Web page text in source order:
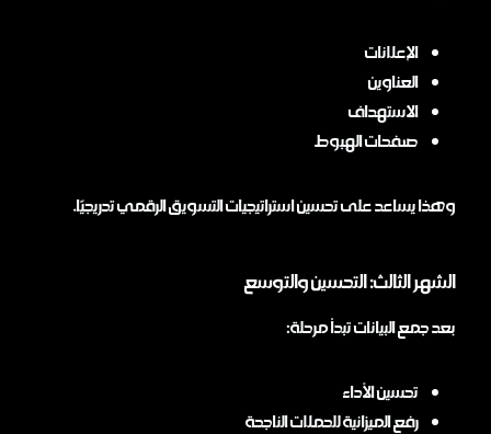
الإعلانات
العناوين
الاستهداف
صفحات الهبوط
وهذا يساعد على تحسين استراتيجيات التسويق الرقمي تدريجيًا.
الشهر الثالث: التحسين والتوسع
بعد جمع البيانات تبدأ مرحلة:
تحسين الأداء
رفع الميزانية للحملات الناجحة